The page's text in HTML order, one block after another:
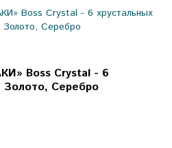
Boss Crystal - 6
Золото, Серебро